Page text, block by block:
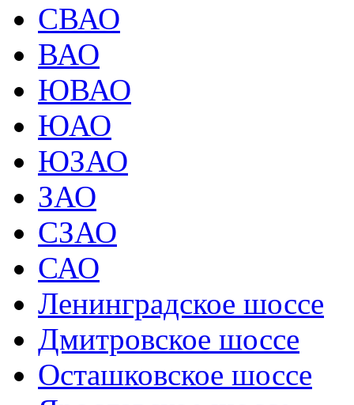
СВАО
ВАО
ЮВАО
ЮАО
ЮЗАО
ЗАО
СЗАО
САО
Ленинградское шоссе
Дмитровское шоссе
Осташковское шоссе